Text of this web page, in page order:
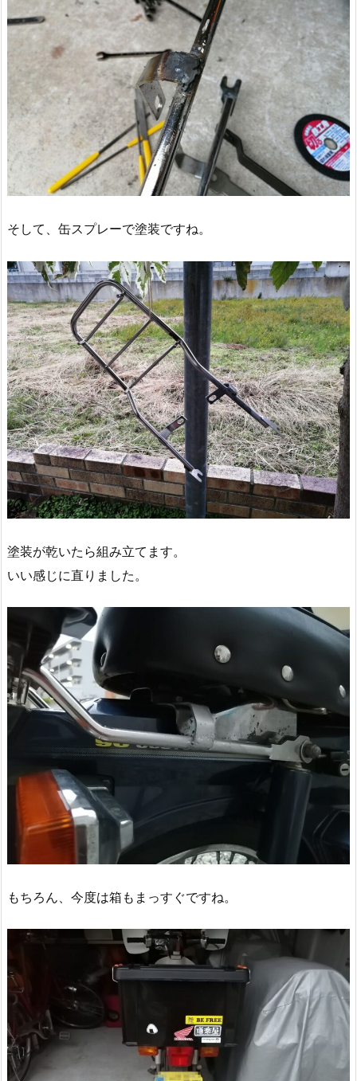
そして、缶スプレーで塗装ですね。
塗装が乾いたら組み立てます。
いい感じに直りました。
もちろん、今度は箱もまっすぐですね。